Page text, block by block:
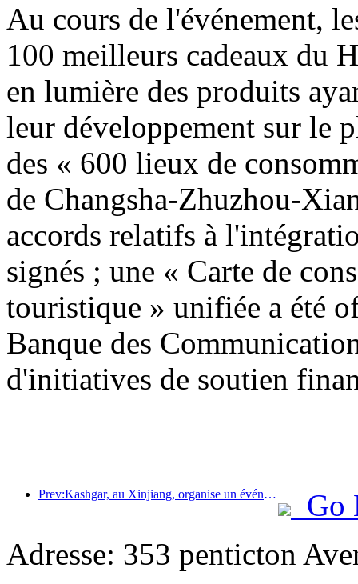
Au cours de l'événement,
100 meilleurs cadeaux du
en lumière des produits
leur développement sur le
des « 600 lieux de
de Changsha-Zhuzhou-
accords relatifs à
signés ; une « Carte de
touristique » unifiée a été
Banque des
d'initiatives de soutien
Prev:Kashgar, au Xinjiang, organise un événement de promotion touristique pour favoriser les échanges interethniques.
Go
Adresse: 353 penticton